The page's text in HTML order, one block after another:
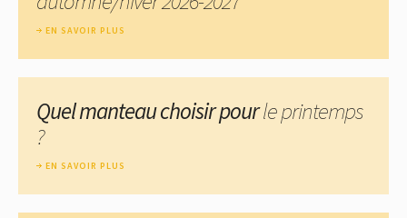
EN SAVOIR PLUS
Quel manteau choisir pourle printemps
?
EN SAVOIR PLUS